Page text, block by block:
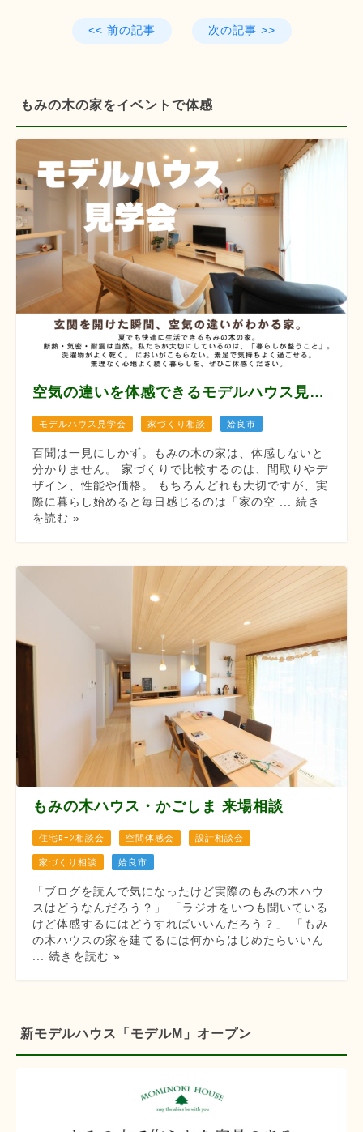
<< 前の記事 次の記事 >>
もみの木の家をイベントで体感
空気の違いを体感できるモデルハウス見学会 【8月12/13/14/22/23/29/30】
モデルハウス見学会 家づくり相談 姶良市
百聞は一見にしかず。もみの木の家は、体感しないと
分かりません。 家づくりで比較するのは、間取りやデ
ザイン、性能や価格。 もちろんどれも大切ですが、実
際に暮らし始めると毎日感じるのは「家の空 ... 続き
を読む »
もみの木ハウス・かごしま 来場相談
住宅ﾛｰﾝ相談会 空間体感会 設計相談会
家づくり相談 姶良市
「ブログを読んで気になったけど実際のもみの木ハウ
スはどうなんだろう？」 「ラジオをいつも聞いている
けど体感するにはどうすればいいんだろう？」 「もみ
の木ハウスの家を建てるには何からはじめたらいいん
... 続きを読む »
新モデルハウス「モデルM」オープン